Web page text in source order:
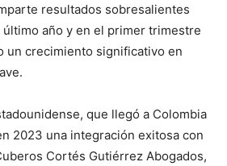
resultados sobresalientes
año y en el primer trimestre
un crecimiento significativo en
que llegó a Colombia
2023 una integración exitosa con
Cortés Gutiérrez Abogados,